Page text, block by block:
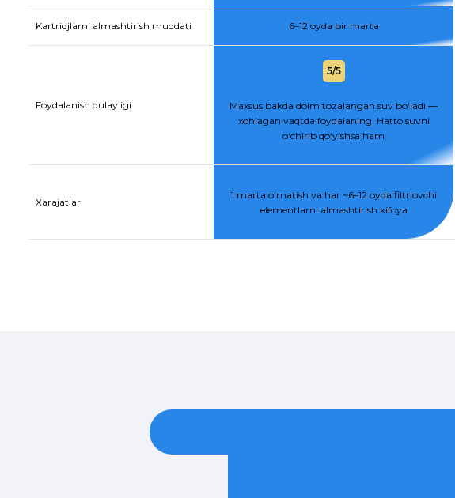
Kartridjlarni almashtirish muddati 6–12 oyda bir marta
Foydalanish qulayligi
5/5
Maxsus bakda doim tozalangan suv bo‘ladi —
xohlagan vaqtda foydalaning. Hatto suvni
o‘chirib qo‘yishsa ham
Xarajatlar
1 marta o‘rnatish va har ~6–12 oyda filtrlovchi
elementlarni almashtirish kifoya